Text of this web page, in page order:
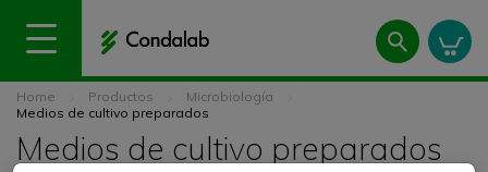
Home Productos
Microbiología
Medios de cultivo preparados
Medios de cultivo preparados